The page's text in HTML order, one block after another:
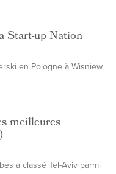
Start-up Nation
en Pologne à Wisniew
meilleures
a classé Tel-Aviv parmi